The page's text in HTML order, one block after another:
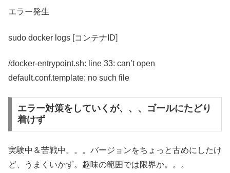
エラー発生
sudo docker logs [コンテナID]
/docker-entrypoint.sh: line 33: can’t open
default.conf.template: no such file
エラー対策をしていくが、、、ゴールにたどり
着けず
実験中＆苦戦中。。。バージョンをちょっと古めにしたけ
ど、うまくいかず。趣味の範囲では限界か。。。